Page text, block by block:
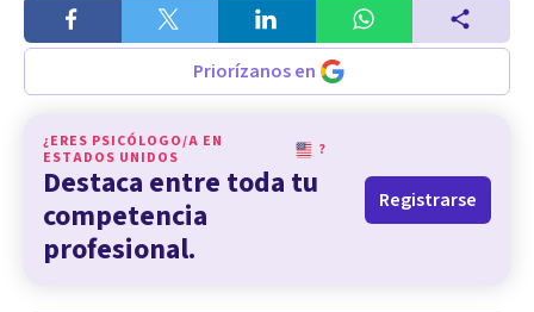
Priorízanos en
¿ERES PSICÓLOGO/A EN
ESTADOS UNIDOS
?
Destaca entre toda tu
competencia
profesional.
Registrarse